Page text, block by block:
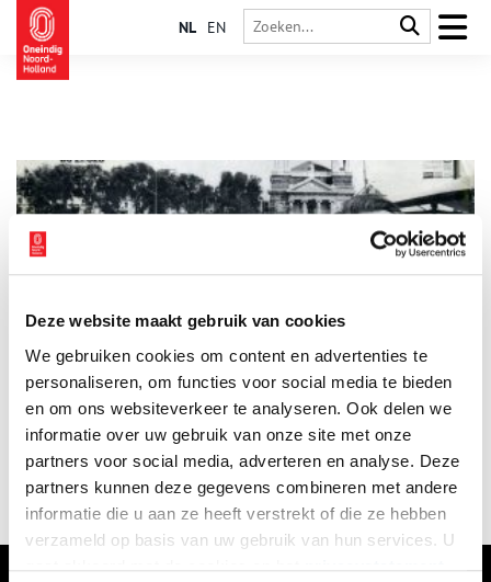
Deze website maakt gebruik van cookies
We gebruiken cookies om content en advertenties te
personaliseren, om functies voor social media te bieden
en om ons websiteverkeer te analyseren. Ook delen we
informatie over uw gebruik van onze site met onze
partners voor social media, adverteren en analyse. Deze
partners kunnen deze gegevens combineren met andere
informatie die u aan ze heeft verstrekt of die ze hebben
verzameld op basis van uw gebruik van hun services. U
NL EN
Amsterdammer Johnny Kraaijkamp en Utrechter Rijk de Gooyer
zijn als Johnny & Rijk een succesvol komisch duo met een
eigen show op de Nederlandse televisie. Ze brengen ook
platen uit en hebben in 1957 hun eerste hits met de singles Ik
Ben Zo Blij en De Ouwe Sopraan Uit De Jordaan. Hun grootste
hit hebben Johnny & Rijk in 1967 met De Bostellla.